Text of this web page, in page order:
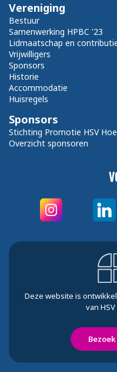
Vereniging
Bestuur
Samenwerking HPBC '23
Lidmaatschap en
Vrijwilligers
Sponsors
Historie
Accommodatie
Huisregels
Sponsors
Stichting Promotie HSV
Overzicht sponsoren
Deze website is
van